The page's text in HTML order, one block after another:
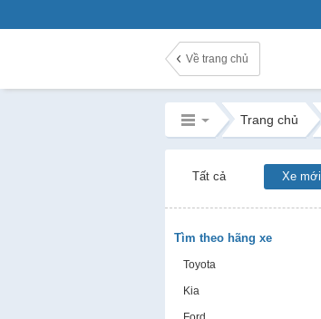
Về trang chủ
Trang chủ
Tất cả Xe mới
Tìm theo hãng xe
Toyota
Kia